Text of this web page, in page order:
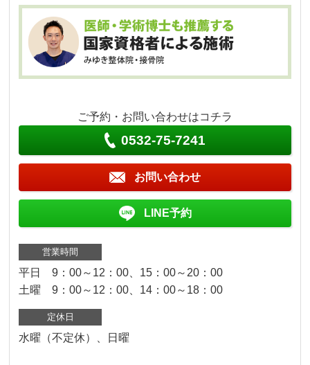
ご予約・お問い合わせはコチラ
0532-75-7241
お問い合わせ
LINE予約
営業時間
平日 9：00～12：00、15：00～20：00
土曜 9：00～12：00、14：00～18：00
定休日
水曜（不定休）、日曜